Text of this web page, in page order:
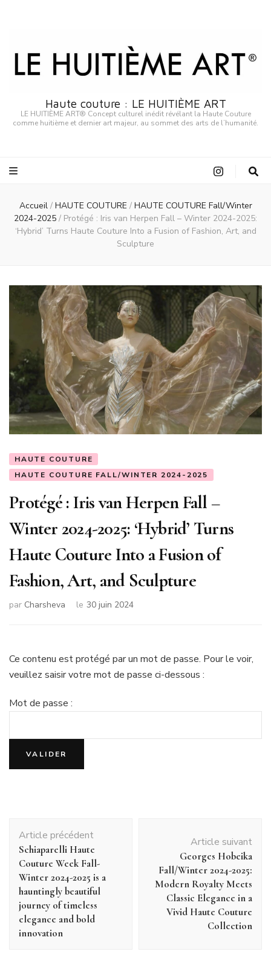
Haute couture : LE HUITIÈME ART
LE HUITIÈME ART® Concept culturel inédit révélant la Haute Couture
comme huitième et dernier art majeur, au sommet des arts de l’humanité.
Accueil / HAUTE COUTURE / HAUTE COUTURE Fall/Winter
2024-2025 / Protégé : Iris van Herpen Fall – Winter 2024-2025:
‘Hybrid’ Turns Haute Couture Into a Fusion of Fashion, Art, and
Sculpture
HAUTE COUTURE
HAUTE COUTURE FALL/WINTER 2024-2025
Protégé : Iris van Herpen Fall –
Winter 2024-2025: ‘Hybrid’ Turns
Haute Couture Into a Fusion of
Fashion, Art, and Sculpture
par Charsheva le 30 juin 2024
Ce contenu est protégé par un mot de passe. Pour le voir,
veuillez saisir votre mot de passe ci-dessous :
Mot de passe :
d'article
Article précédent
Schiaparelli Haute
Couture Week Fall-
Winter 2024-2025 is a
hauntingly beautiful
journey of timeless
elegance and bold
innovation
Article suivant
Georges Hobeika
Fall/Winter 2024-2025:
Modern Royalty Meets
Classic Elegance in a
Vivid Haute Couture
Collection